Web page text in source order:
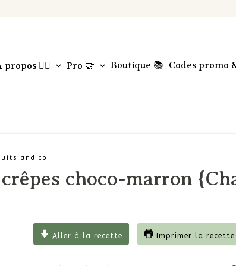
propos 🙋‍♀️ Pro 🤝 Boutique 📚 Codes promo
and co
choco-marron
Aller à la recette Imprimer la recette